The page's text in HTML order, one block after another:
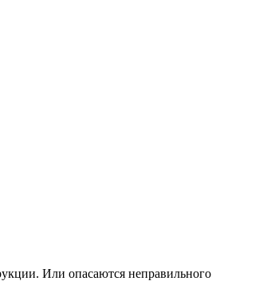
Или опасаются неправильного